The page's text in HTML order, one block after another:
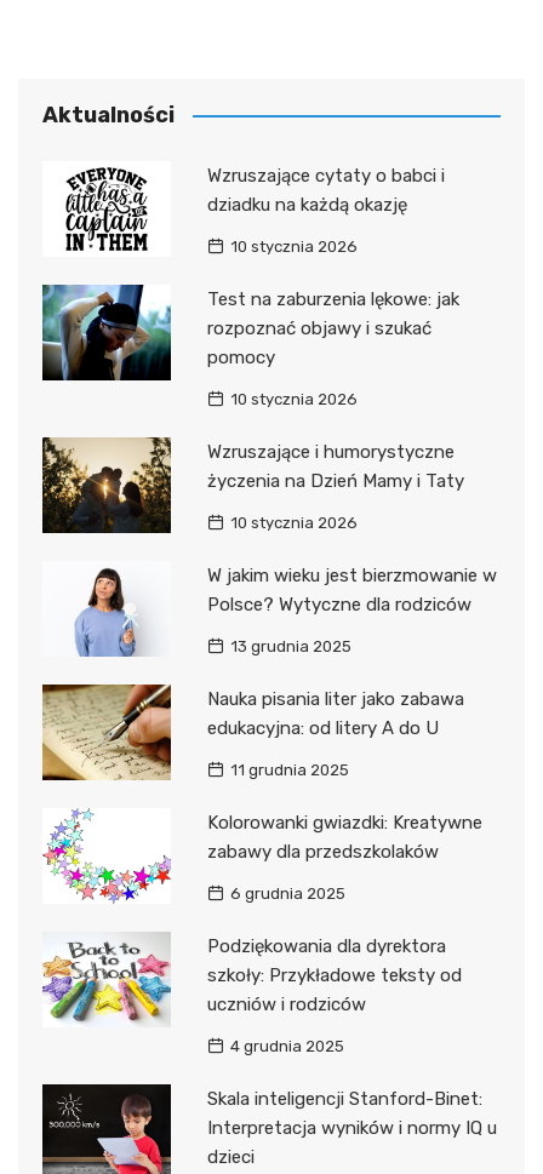
Aktualności
Wzruszające cytaty o babci i
dziadku na każdą okazję
10 stycznia 2026
Test na zaburzenia lękowe: jak
rozpoznać objawy i szukać
pomocy
10 stycznia 2026
Wzruszające i humorystyczne
życzenia na Dzień Mamy i Taty
10 stycznia 2026
W jakim wieku jest bierzmowanie w
Polsce? Wytyczne dla rodziców
13 grudnia 2025
Nauka pisania liter jako zabawa
edukacyjna: od litery A do U
11 grudnia 2025
Kolorowanki gwiazdki: Kreatywne
zabawy dla przedszkolaków
6 grudnia 2025
Podziękowania dla dyrektora
szkoły: Przykładowe teksty od
uczniów i rodziców
4 grudnia 2025
Skala inteligencji Stanford-Binet:
Interpretacja wyników i normy IQ u
dzieci